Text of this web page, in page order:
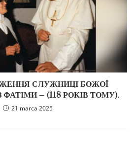
СЛУЖНИЦІ БОЖОЇ
ФАТІМИ – (118 РОКІВ ТОМУ).
21 marca 2025